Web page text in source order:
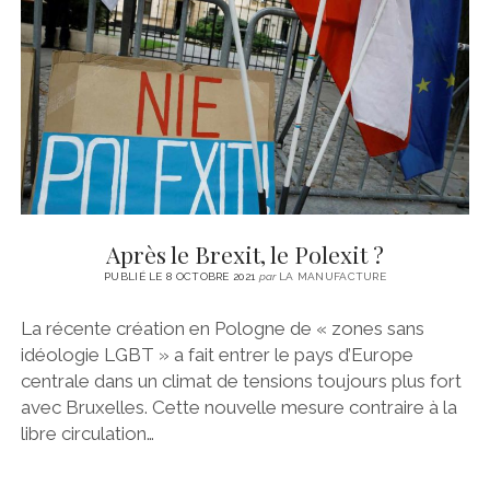
CINÉMA
LITTÉRATURE
ÉCONOMIE
SPORT
MÉDIAS
SANTÉ
instagram
emailemail-
form
Après le Brexit, le Polexit ?
PUBLIÉ LE 8 OCTOBRE 2021 parLA MANUFACTURE
La récente création en Pologne de « zones sans
idéologie LGBT » a fait entrer le pays d’Europe
centrale dans un climat de tensions toujours plus fort
avec Bruxelles. Cette nouvelle mesure contraire à la
libre circulation…